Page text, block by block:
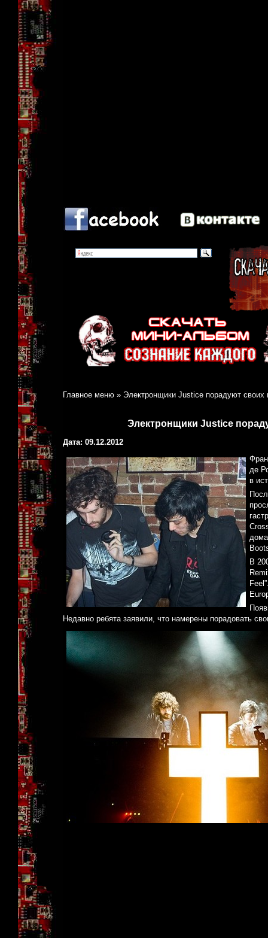
Главное меню » Электронщики Justice порадуют своих
Электронщики Justice
Дата: 09.12.2012
де
в
В
Недавно ребята заявили, что намерены порадовать